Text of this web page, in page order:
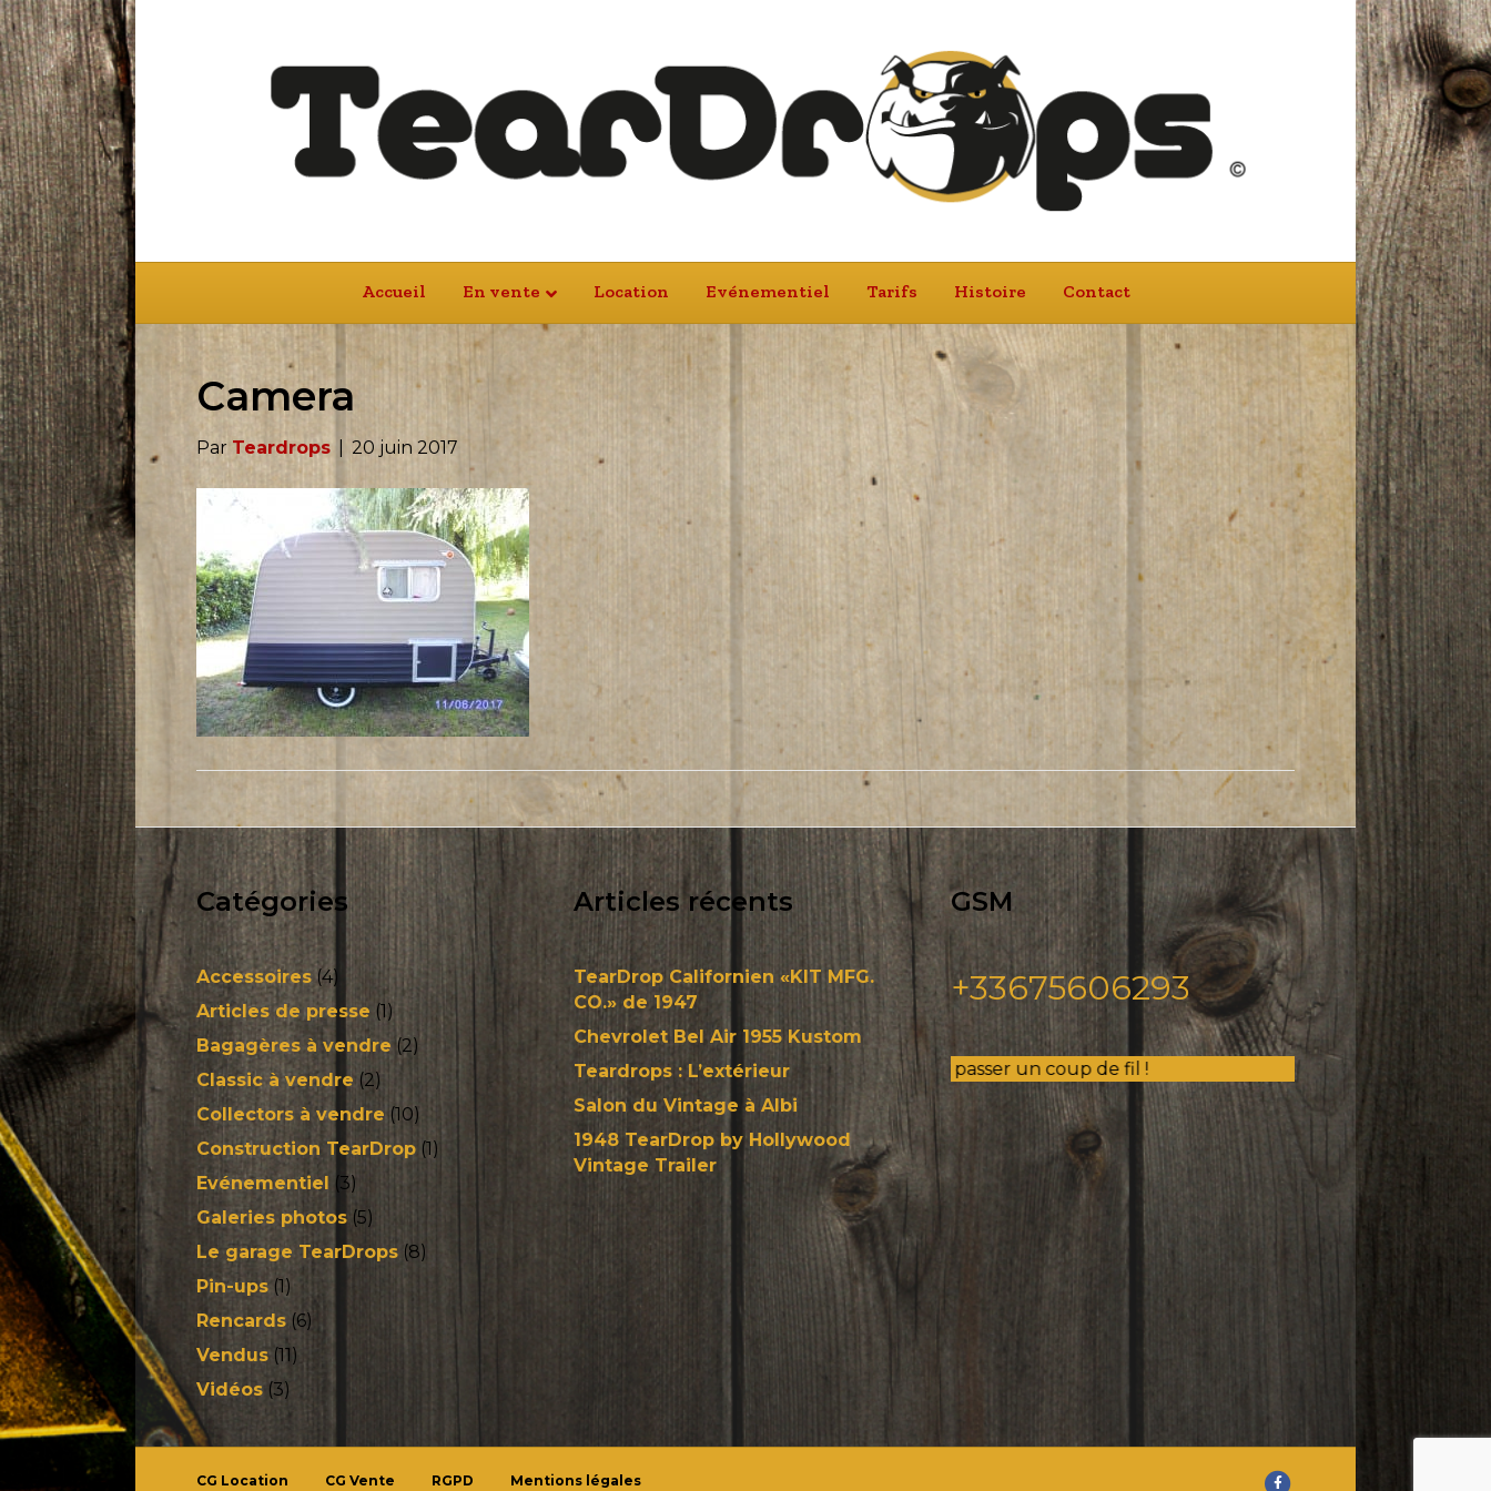
Accueil En vente Location Evénementiel Tarifs Histoire Contact
Camera
Par Teardrops 20 juin 2017
Catégories
Accessoires (4)
Articles de presse (1)
Bagagères à vendre (2)
Classic à vendre (2)
Collectors à vendre (10)
Construction TearDrop (1)
Evénementiel (3)
Galeries photos (5)
Le garage TearDrops (8)
Pin-ups(1)
Rencards (6)
Vendus(11)
Vidéos(3)
Articles récents
TearDrop Californien «KIT MFG.
CO.» de 1947
Chevrolet Bel Air 1955 Kustom
Teardrops : L’extérieur
Salon du Vintage à Albi
1948 TearDrop by Hollywood
Vintage Trailer
GSM
+33675606293
N'hésitez pas à me passer un coup de fil !
CG Location CG Vente RGPD Mentions légales